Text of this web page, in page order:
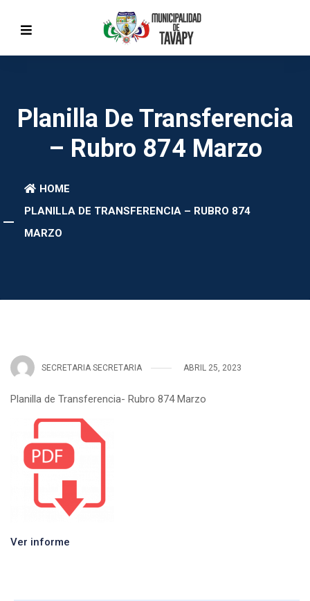
Planilla De Transferencia
– Rubro 874 Marzo
HOME
PLANILLA DE TRANSFERENCIA – RUBRO 874
MARZO
SECRETARIA SECRETARIA ABRIL 25, 2023
Planilla de Transferencia- Rubro 874 Marzo
Ver informe